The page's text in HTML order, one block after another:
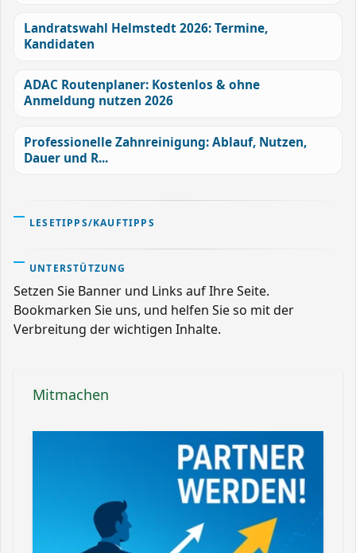
Landratswahl Helmstedt 2026: Termine,
Kandidaten
ADAC Routenplaner: Kostenlos & ohne
Anmeldung nutzen 2026
Professionelle Zahnreinigung: Ablauf, Nutzen,
Dauer und R...
LESETIPPS/KAUFTIPPS
UNTERSTÜTZUNG
Setzen Sie Banner und Links auf Ihre Seite.
Bookmarken Sie uns, und helfen Sie so mit der
Verbreitung der wichtigen Inhalte.
Mitmachen